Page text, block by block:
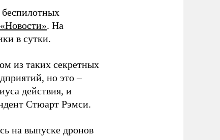
. На
в сутки.
из таких секретных
но это –
действия, и
Стюарт Рэмси.
на выпуске дронов